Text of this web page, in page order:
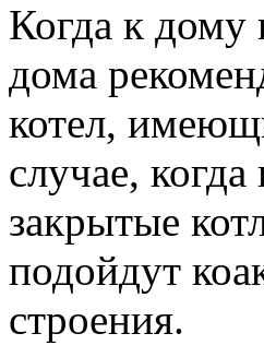
Когда к дому
дома
котел,
случае,
закрытые
подойдут
строения.